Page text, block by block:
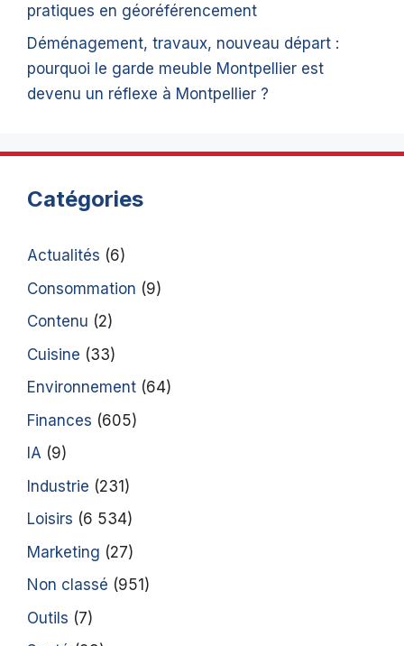
pratiques en géoréférencement
Déménagement, travaux, nouveau départ :
pourquoi le garde meuble Montpellier est
devenu un réflexe à Montpellier ?
Catégories
Actualités (6)
Consommation (9)
Contenu (2)
Cuisine (33)
Environnement (64)
Finances (605)
IA (9)
Industrie (231)
Loisirs (6 534)
Marketing (27)
Non classé (951)
Outils (7)